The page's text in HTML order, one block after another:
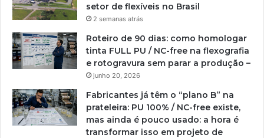
setor de flexíveis no Brasil
2 semanas atrás
Roteiro de 90 dias: como homologar
tinta FULL PU / NC-free na flexografia
e rotogravura sem parar a produção –
junho 20, 2026
Fabricantes já têm o “plano B” na
prateleira: PU 100% / NC-free existe,
mas ainda é pouco usado: a hora é
transformar isso em projeto de